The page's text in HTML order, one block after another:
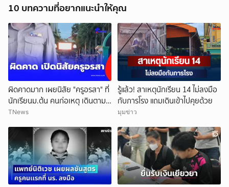
10 บทความที่อยากแนะนำให้คุณ
ผิดคาดมาก เผยนิสัย "ครูอรสา" ที่
นักเรียนม.ต้น คนก่อเหตุ เดินตาม
หา
TNews
รู้แล้ว! สาเหตุนักเรียน 14 ไม่ลงมือ
กับภารโรง แถมเดินเข้าไปคุยด้วย
มุมข่าว